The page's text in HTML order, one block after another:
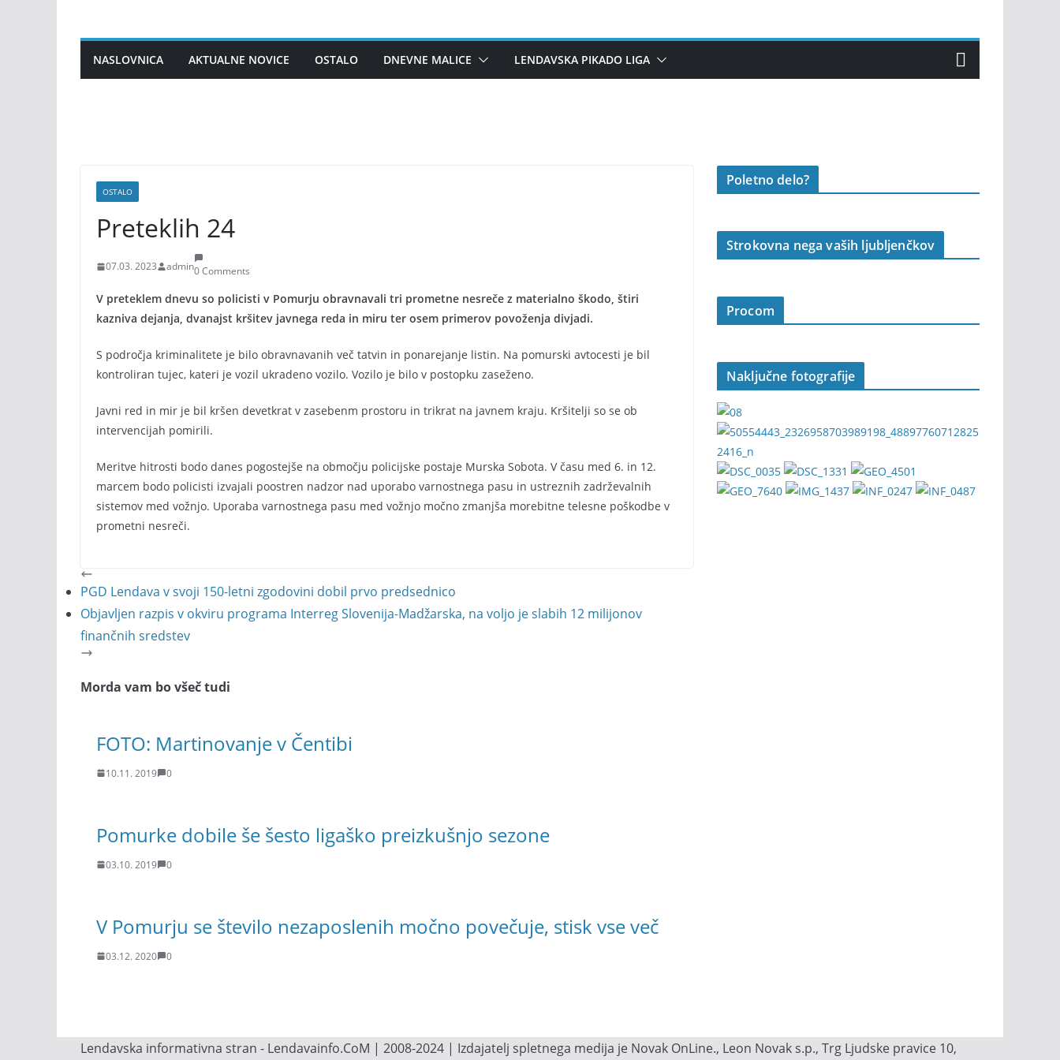
contentNASLOVNICA AKTUALNE NOVICE OSTALO DNEVNE MALICE LENDAVSKA PIKADO LIGA
OSTALO
Preteklih 24
07.03. 2023 admin0 Comments
V preteklem dnevu so policisti v Pomurju obravnavali tri prometne nesreče z materialno škodo, štiri
kazniva dejanja, dvanajst kršitev javnega reda in miru ter osem primerov povoženja divjadi.
S področja kriminalitete je bilo obravnavanih več tatvin in ponarejanje listin. Na pomurski avtocesti je bil
kontroliran tujec, kateri je vozil ukradeno vozilo. Vozilo je bilo v postopku zaseženo.
Javni red in mir je bil kršen devetkrat v zasebenm prostoru in trikrat na javnem kraju. Kršitelji so se ob
intervencijah pomirili.
Meritve hitrosti bodo danes pogostejše na območju policijske postaje Murska Sobota. V času med 6. in 12.
marcem bodo policisti izvajali poostren nadzor nad uporabo varnostnega pasu in ustreznih zadrževalnih
sistemov med vožnjo. Uporaba varnostnega pasu med vožnjo močno zmanjša morebitne telesne poškodbe v
prometni nesreči.
PGD Lendava v svoji 150-letni zgodovini dobil prvo predsednico
Objavljen razpis v okviru programa Interreg Slovenija-Madžarska, na voljo je slabih 12 milijonov
finančnih sredstev
Morda vam bo všeč tudi
FOTO: Martinovanje v Čentibi
10.11. 2019 0
Pomurke dobile še šesto ligaško preizkušnjo sezone
03.10. 2019 0
V Pomurju se število nezaposlenih močno povečuje, stisk vse več
03.12. 2020 0
Poletno delo?
Strokovna nega vaših ljubljenčkov
Procom
Naključne fotografije
Lendavska informativna stran - Lendavainfo.CoM | 2008-2024 | Izdajatelj spletnega medija je Novak OnLine., Leon Novak s.p., Trg Ljudske pravice 10,